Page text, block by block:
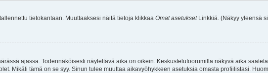
tietokantaan. Muuttaaksesi näitä tietoja klikkaa Omat asetuksetLinkkiä. (Näkyy yleensä
ajassa. Todennäköisesti näytettävä aika on oikein. Keskustelufoorumilla näkyvä aika
Mikäli tämä on se syy. Sinun tulee muuttaa aikavyöhykkeen asetuksia omasta profiilistasi.